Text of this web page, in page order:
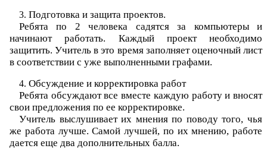
Подготовка и защита проектов.
Ребята по 2 человека садятся за компьютеры и
начинают работать. Каждый проект необходимо
защитить. Учитель в это время заполняет оценочный лист
в соответствии с уже выполненными графами.
Обсуждение и корректировка работ
Ребята обсуждают все вместе каждую работу и вносят
свои предложения по ее корректировке.
Учитель выслушивает их мнения по поводу того, чья
же работа лучше. Самой лучшей, по их мнению, работе
дается еще два дополнительных балла.